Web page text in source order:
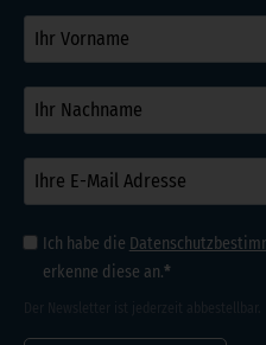
Ich habe die
erkenne diese an.